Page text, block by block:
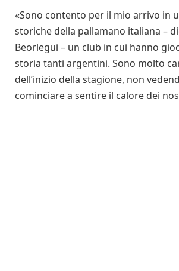
«Sono contento per il mio arrivo in
storiche della pallamano italiana –
Beorlegui – un club in cui hanno
storia tanti argentini. Sono molto
dell’inizio della stagione, non
cominciare a sentire il calore dei